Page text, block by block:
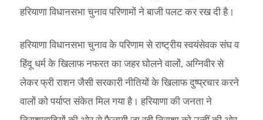
हरियाणा विधानसभा चुनाव परिणामों ने बाजी पलट कर रख दी है।
हरियाणा विधानसभा चुनाव के परिणाम से राष्ट्रीय स्वयंसेवक संघ व
हिंदू धर्म के खिलाफ नफरत का जहर घोलने वालों, अग्निवीर से
लेकर फ्री राशन जैसी सरकारी नीतियों के खिलाफ दुष्प्रचार करने
वालों को पर्याप्त संकेत मिल गया है। हरियाणा की जनता ने